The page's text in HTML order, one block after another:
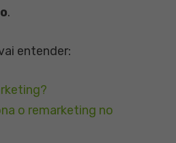
.
entender:
o remarketing no